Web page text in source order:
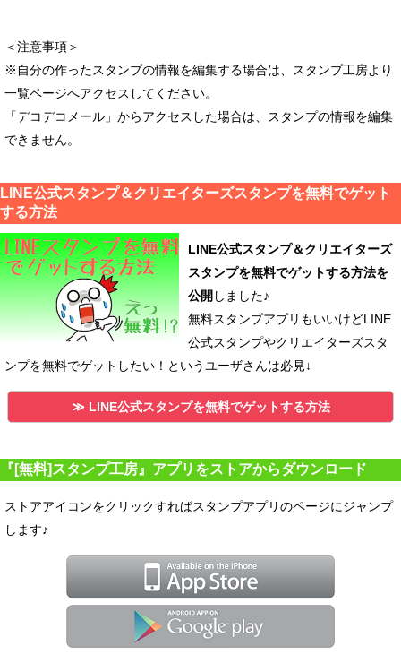
＜注意事項＞
※自分の作ったスタンプの情報を編集する場合は、スタンプ工房より
一覧ページへアクセスしてください。
「デコデコメール」からアクセスした場合は、スタンプの情報を編集
できません。
LINE公式スタンプ＆クリエイターズスタンプを無料でゲット
する方法
LINE公式スタンプ＆クリエイターズ
スタンプを無料でゲットする方法を
公開 しました♪
無料スタンプアプリもいいけどLINE
公式スタンプやクリエイターズスタ
ンプを無料でゲットしたい！というユーザさんは必見↓
≫ LINE公式スタンプを無料でゲットする方法
『[無料]スタンプ工房』アプリをストアからダウンロード
ストアアイコンをクリックすればスタンプアプリのページにジャンプ
します♪